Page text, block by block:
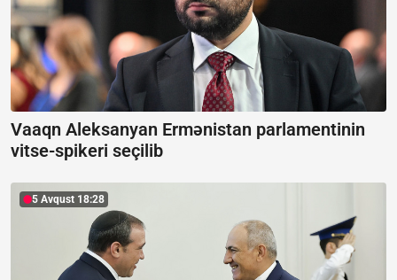
Vaaqn Aleksanyan Ermənistan parlamentinin
vitse-spikeri seçilib
5 Avqust 18:28